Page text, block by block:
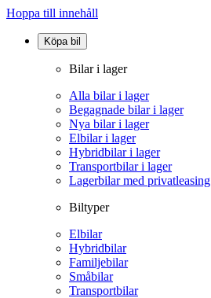
Hoppa till innehåll
Köpa bil
Bilar i lager
Alla bilar i lager
Begagnade bilar i lager
Nya bilar i lager
Elbilar i lager
Hybridbilar i lager
Transportbilar i lager
Lagerbilar med privatleasing
Biltyper
Elbilar
Hybridbilar
Familjebilar
Småbilar
Transportbilar